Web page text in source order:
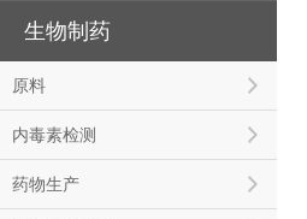
生物制药
原料
内毒素检测
药物生产